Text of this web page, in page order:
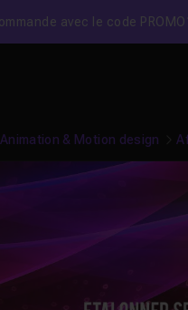
avec le code
Animation & Motion design